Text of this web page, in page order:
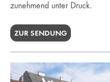
zunehmend unter Druck.
ZUR SENDUNG